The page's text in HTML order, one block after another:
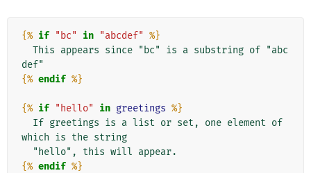
{% if "bc" in "abcdef" %}
{% endif %}
{% if "hello" in greetings %}
which is the string
{% endif %}